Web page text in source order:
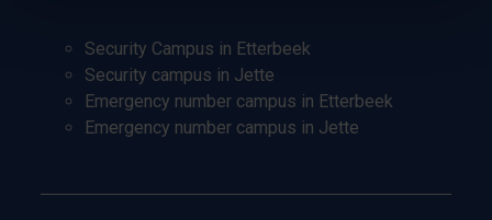
Security Campus in Etterbeek
Security campus in Jette
Emergency number campus in Etterbeek
Emergency number campus in Jette